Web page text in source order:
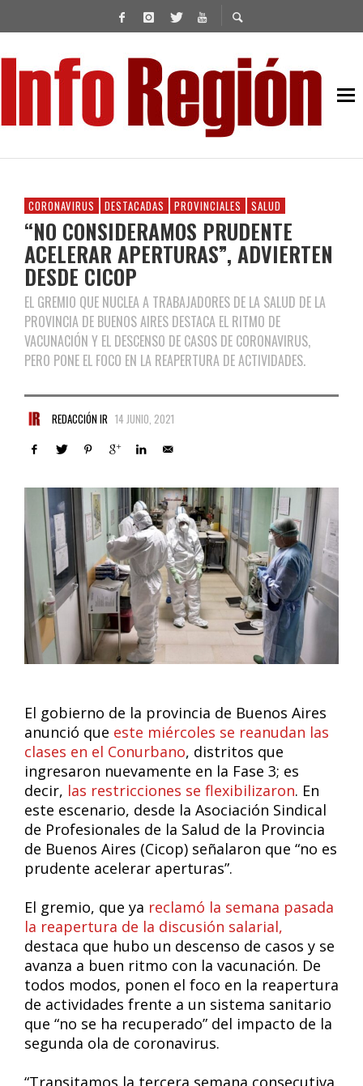
CORONAVIRUS DESTACADAS PROVINCIALES SALUD
“NO CONSIDERAMOS PRUDENTE
ACELERAR APERTURAS”, ADVIERTEN
DESDE CICOP
EL GREMIO QUE NUCLEA A TRABAJADORES DE LA SALUD DE LA
PROVINCIA DE BUENOS AIRES DESTACA EL RITMO DE
VACUNACIÓN Y EL DESCENSO DE CASOS DE CORONAVIRUS,
PERO PONE EL FOCO EN LA REAPERTURA DE ACTIVIDADES.
REDACCIÓN IR 14 JUNIO, 2021
El gobierno de la provincia de Buenos Aires
anunció que este miércoles se reanudan las
clases en el Conurbano, distritos que
ingresaron nuevamente en la Fase 3; es
decir, las restricciones se flexibilizaron. En
este escenario, desde la Asociación Sindical
de Profesionales de la Salud de la Provincia
de Buenos Aires (Cicop) señalaron que “no es
prudente acelerar aperturas”.
El gremio, que ya reclamó la semana pasada
la reapertura de la discusión salarial,
destaca que hubo un descenso de casos y se
avanza a buen ritmo con la vacunación. De
todos modos, ponen el foco en la reapertura
de actividades frente a un sistema sanitario
que “no se ha recuperado” del impacto de la
segunda ola de coronavirus.